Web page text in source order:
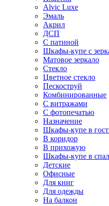
Alvic Luxe
Эмаль
Акрил
ДСП
С патиной
Шкафы-купе с
Матовое зеркало
Стекло
Цветное стекло
Пескоструй
Комбинированные
С витражами
С фотопечатью
Назначение
Шкафы-купе в
В коридор
В прихожую
Шкафы-купе в
Детские
Офисные
Для книг
Для одежды
На балкон